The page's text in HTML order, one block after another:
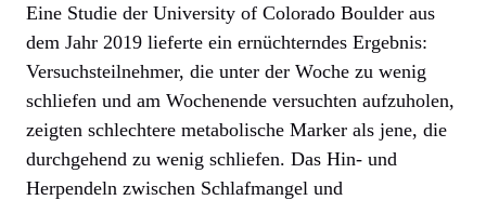
Eine Studie der University of Colorado Boulder aus
dem Jahr 2019 lieferte ein ernüchterndes Ergebnis:
Versuchsteilnehmer, die unter der Woche zu wenig
schliefen und am Wochenende versuchten aufzuholen,
zeigten schlechtere metabolische Marker als jene, die
durchgehend zu wenig schliefen. Das Hin- und
Herpendeln zwischen Schlafmangel und